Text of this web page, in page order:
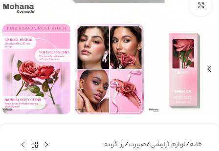
بزرگنمایی تصویر
خانه/لوازم آرایشی/صورت/رژ گونه